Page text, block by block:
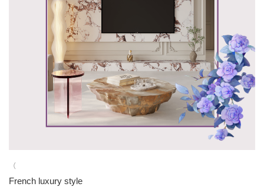
（
French luxury style